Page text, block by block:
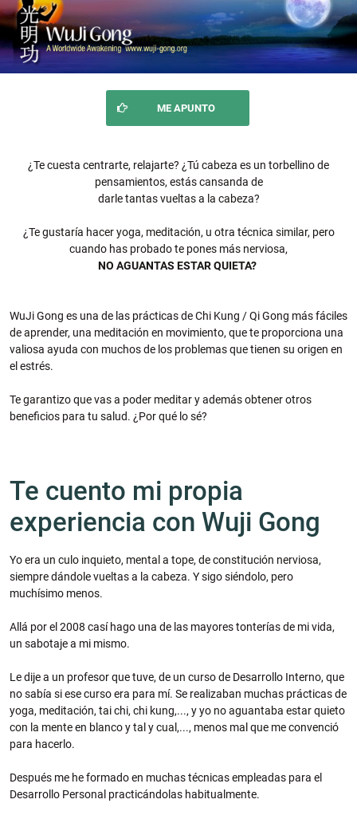
ME APUNTO
¿Te cuesta centrarte, relajarte? ¿Tú cabeza es un torbellino de
pensamientos, estás cansanda de
darle tantas vueltas a la cabeza?
¿Te gustaría hacer yoga, meditación, u otra técnica similar, pero
cuando has probado te pones más nerviosa,
NO AGUANTAS ESTAR QUIETA?
WuJi Gong es una de las prácticas de Chi Kung / Qi Gong más fáciles
de aprender, una meditación en movimiento, que te proporciona una
valiosa ayuda con muchos de los problemas que tienen su origen en
el estrés.
Te garantizo que vas a poder meditar y además obtener otros
beneficios para tu salud. ¿Por qué lo sé?
Te cuento mi propia
experiencia con Wuji Gong
Yo era un culo inquieto, mental a tope, de constitución nerviosa,
siempre dándole vueltas a la cabeza. Y sigo siéndolo, pero
muchísimo menos.
Allá por el 2008 casí hago una de las mayores tonterías de mi vida,
un sabotaje a mi mismo.
Le dije a un profesor que tuve, de un curso de Desarrollo Interno, que
no sabía si ese curso era para mí. Se realizaban muchas prácticas de
yoga, meditación, tai chi, chi kung,..., y yo no aguantaba estar quieto
con la mente en blanco y tal y cual,..., menos mal que me convenció
para hacerlo.
Después me he formado en muchas técnicas empleadas para el
Desarrollo Personal practicándolas habitualmente.